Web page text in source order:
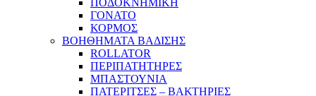
ΓΟΝΑΤΟ
ΚΟΡΜΟΣ
ΒΟΗΘΗΜΑΤΑ ΒΑΔΙΣΗΣ
ROLLATOR
ΠΕΡΙΠΑΤΗΤΗΡΕΣ
ΜΠΑΣΤΟΥΝΙΑ
ΠΑΤΕΡΙΤΣΕΣ – ΒΑΚΤΗΡΙΕΣ